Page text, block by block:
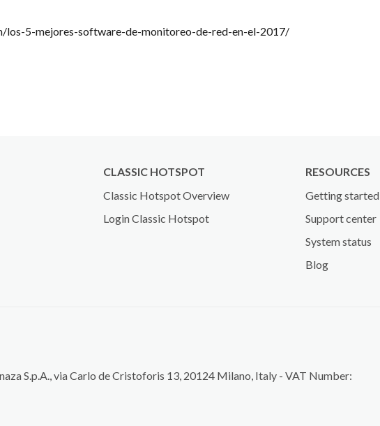
los-5-mejores-software-de-monitoreo-de-red-en-el-2017/
CLASSIC HOTSPOT
Classic Hotspot Overview
Login Classic Hotspot
RESOURCES
Getting started
Support center
System status
Blog
S.p.A., via Carlo de Cristoforis 13, 20124 Milano, Italy - VAT Number: